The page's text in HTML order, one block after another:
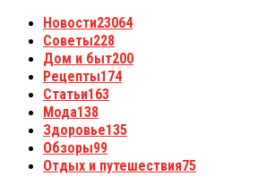
Новости23064
Советы228
Дом и быт200
Рецепты174
Статьи163
Мода138
Здоровье135
Обзоры99
Отдых и путешествия75